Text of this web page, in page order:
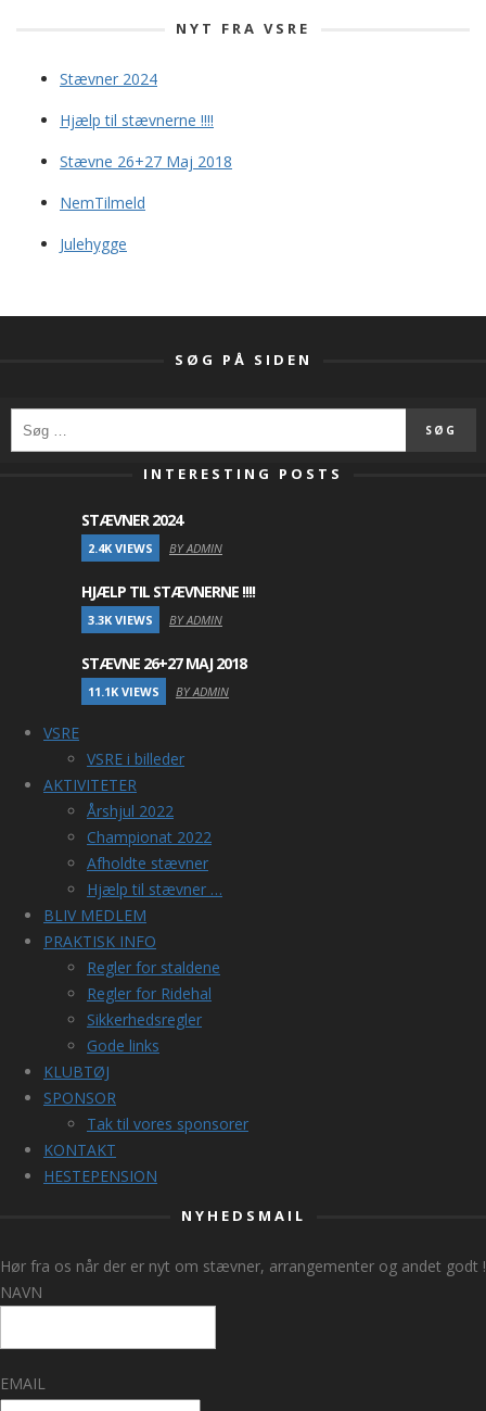
NYT FRA VSRE
Stævner 2024
Hjælp til stævnerne !!!!
Stævne 26+27 Maj 2018
NemTilmeld
Julehygge
SØG PÅ SIDEN
INTERESTING POSTS
STÆVNER 2024
2.4K VIEWS BY ADMIN
HJÆLP TIL STÆVNERNE !!!!
3.3K VIEWS BY ADMIN
STÆVNE 26+27 MAJ 2018
11.1K VIEWS BY ADMIN
VSRE
VSRE i billeder
AKTIVITETER
Årshjul 2022
Championat 2022
Afholdte stævner
Hjælp til stævner …
BLIV MEDLEM
PRAKTISK INFO
Regler for staldene
Regler for Ridehal
Sikkerhedsregler
Gode links
KLUBTØJ
SPONSOR
Tak til vores sponsorer
KONTAKT
HESTEPENSION
NYHEDSMAIL
Hør fra os når der er nyt om stævner, arrangementer og andet godt !
NAVN
EMAIL